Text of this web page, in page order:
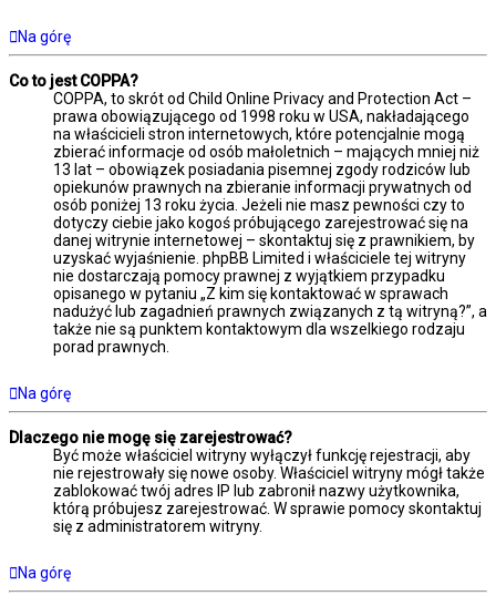
Na górę
Co to jest COPPA?
COPPA, to skrót od Child Online Privacy and Protection Act –
prawa obowiązującego od 1998 roku w USA, nakładającego
na właścicieli stron internetowych, które potencjalnie mogą
zbierać informacje od osób małoletnich – mających mniej niż
13 lat – obowiązek posiadania pisemnej zgody rodziców lub
opiekunów prawnych na zbieranie informacji prywatnych od
osób poniżej 13 roku życia. Jeżeli nie masz pewności czy to
dotyczy ciebie jako kogoś próbującego zarejestrować się na
danej witrynie internetowej – skontaktuj się z prawnikiem, by
uzyskać wyjaśnienie. phpBB Limited i właściciele tej witryny
nie dostarczają pomocy prawnej z wyjątkiem przypadku
opisanego w pytaniu „Z kim się kontaktować w sprawach
nadużyć lub zagadnień prawnych związanych z tą witryną?”, a
także nie są punktem kontaktowym dla wszelkiego rodzaju
porad prawnych.
Na górę
Dlaczego nie mogę się zarejestrować?
Być może właściciel witryny wyłączył funkcję rejestracji, aby
nie rejestrowały się nowe osoby. Właściciel witryny mógł także
zablokować twój adres IP lub zabronił nazwy użytkownika,
którą próbujesz zarejestrować. W sprawie pomocy skontaktuj
się z administratorem witryny.
Na górę